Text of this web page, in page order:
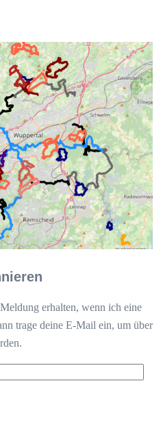
erhalten, wenn ich eine
trage deine E-Mail ein, um über